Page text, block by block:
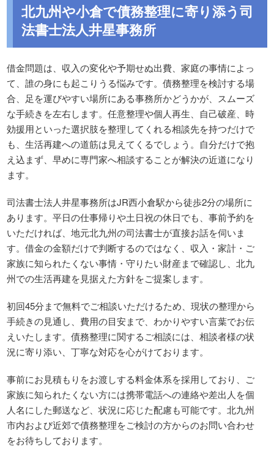
北九州や小倉で債務整理に寄り添う司
法書士法人井星事務所
借金問題は、収入の変化や予期せぬ出費、家庭の事情によっ
て、誰の身にも起こりうる悩みです。債務整理を検討する場
合、足を運びやすい場所にある事務所かどうかが、スムーズ
な手続きを左右します。任意整理や個人再生、自己破産、時
効援用といった選択肢を整理してくれる相談先を持つだけで
も、生活再建への道筋は見えてくるでしょう。自分だけで抱
え込まず、早めに専門家へ相談することが解決の近道になり
ます。
司法書士法人井星事務所はJR西小倉駅から徒歩2分の場所に
あります。平日の仕事帰りや土日祝の休日でも、事前予約を
いただければ、地元北九州の司法書士が直接お話を伺いま
す。借金の金額だけで判断するのではなく、収入・家計・ご
家族に知られたくない事情・守りたい財産まで確認し、北九
州での生活再建を見据えた方針をご提案します。
初回45分まで無料でご相談いただけるため、現状の整理から
手続きの見通し、費用の目安まで、わかりやすい言葉でお伝
えいたします。債務整理に関するご相談には、相談者様の状
況に寄り添い、丁寧な対応を心がけております。
事前にお見積もりをお渡しする料金体系を採用しており、ご
家族に知られたくない方には携帯電話への連絡や差出人を個
人名にした郵送など、状況に応じた配慮も可能です。北九州
市内および近郊で債務整理をご検討の方からのお問い合わせ
をお待ちしております。